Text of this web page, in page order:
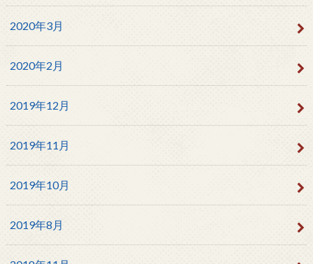
2020年3月
2020年2月
2019年12月
2019年11月
2019年10月
2019年8月